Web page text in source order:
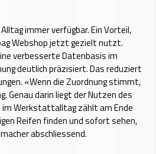
immer verfügbar. Ein Vorteil,
Webshop jetzt gezielt nutzt.
verbesserte Datenbasis im
deutlich präzisiert. Das reduziert
«Wenn die Zuordnung stimmt,
Genau darin liegt der Nutzen des
im Werkstattalltag zählt am Ende
Reifen finden und sofort sehen,
abschliessend.